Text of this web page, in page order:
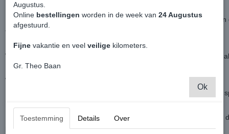
Betreft de grille kapjes voor de Highline geprimerde voorbumper
tot 2020
Dit is de versie met uitsparingen voor de mistlampen.
Worden geproduceerd als aftermarket product, pasvorm is identiek
Word geleverd als set van twee, linker- en rechterzijde.
Materiaal is van kunststof ABS, oftewel overspuitbaar bij een goede
Let op: Is de bovenste grille een vast onderdeel van je voorbumper,
bumper.
Augustus.
Online bestellingen worden in de week van 24 Augustus
afgestuurd.
Fijne vakantie en veel veilige kilometers.
Gr. Theo Baan
Ok
Toestemming Details Over